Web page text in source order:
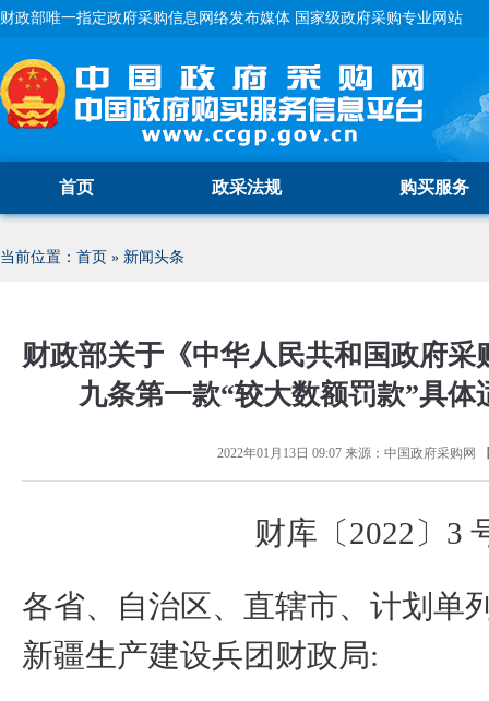
财政部唯一指定政府采购信息网络发布媒体 国家级政府采购专业网站
首页 政采法规 购买服务
当前位置： 首页 » 新闻头条
财政部关于《中华人民共和国政府采
九条第一款“较大数额罚款”具体
2022年01月13日 09:07来源： 中国政府采购网
财库〔2022 〕 3
各省、自治区、直辖市、计划单
新疆生产建设兵团财政局: